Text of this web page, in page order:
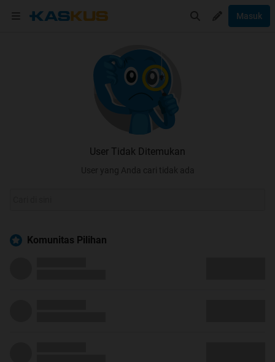
Masuk
User Tidak Ditemukan
User yang Anda cari tidak ada
Komunitas Pilihan